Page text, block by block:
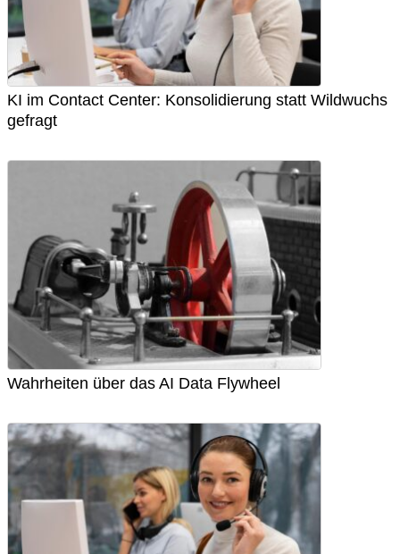
KI im Contact Center: Konsolidierung statt Wildwuchs
gefragt
Wahrheiten über das AI Data Flywheel